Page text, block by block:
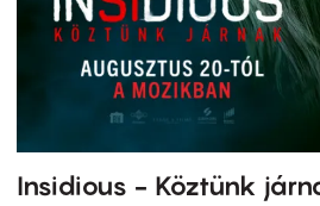
Insidious - Köztünk